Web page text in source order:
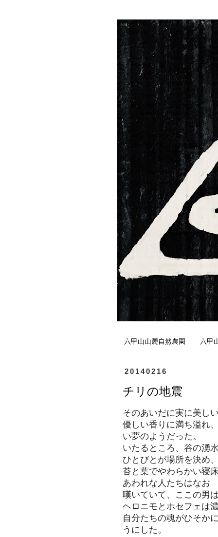
六甲山山麓自然農園 六甲
20140216
チリの地震
そのあいだに実に美し
優しい香りに満ち溢れ
い夢のようだった。
いたるところ、谷の湧
ひとびとが場所を決め
苔と葉でやわらかい寝
あわれな人たちはなお
嘆いていて、ここの男
ヘロニモとホセフェは
自分たちの魂がひそか
うにした。